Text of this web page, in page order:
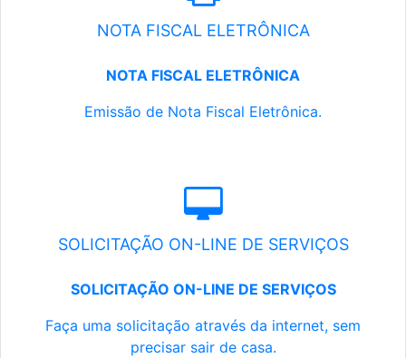
NOTA FISCAL ELETRÔNICA
NOTA FISCAL ELETRÔNICA
Emissão de Nota Fiscal Eletrônica.
SOLICITAÇÃO ON-LINE DE SERVIÇOS
SOLICITAÇÃO ON-LINE DE SERVIÇOS
Faça uma solicitação através da internet, sem
precisar sair de casa.